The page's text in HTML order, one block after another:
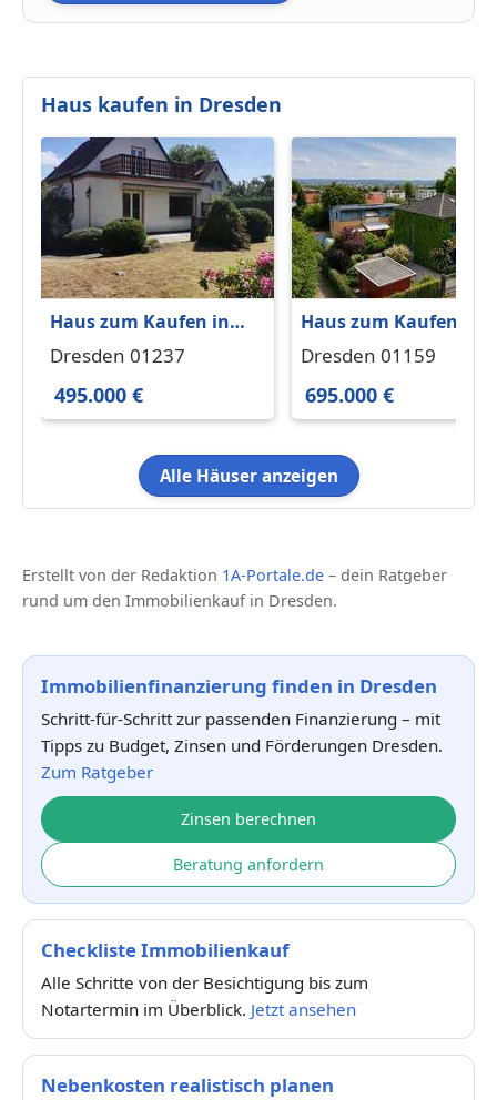
Haus kaufen in Dresden
Haus zum Kaufen in
Dresden 495.000 € 120
Dresden 01237
495.000 €
Haus zum Kaufen in
Dresden 695.000 € 110
Dresden 01159
695.000 €
Alle Häuser anzeigen
Erstellt von der Redaktion 1A-Portale.de – dein Ratgeber
rund um den Immobilienkauf in Dresden.
Immobilienfinanzierung finden in Dresden
Schritt-für-Schritt zur passenden Finanzierung – mit
Tipps zu Budget, Zinsen und Förderungen Dresden.
Zum Ratgeber
Zinsen berechnen
Beratung anfordern
Checkliste Immobilienkauf
Alle Schritte von der Besichtigung bis zum
Notartermin im Überblick. Jetzt ansehen
Nebenkosten realistisch planen